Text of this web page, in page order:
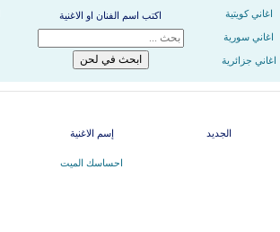
اغاني كويتية اكتب اسم الفنان او الاغنية
اغاني سورية
اغاني جزائرية
الجديد إسم الاغنية
احساسك الميت